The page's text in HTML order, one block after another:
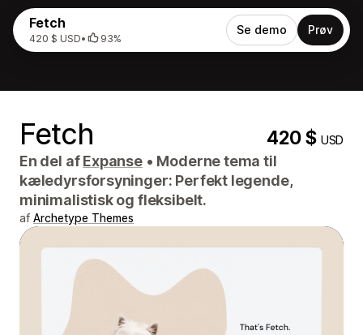
Fetch
420 $ USD• 93%
Se demo Prøv
Fetch 420 $USD
En del afExpanse • Moderne tema til
kæledyrsforsyninger: Perfekt legende,
minimalistisk og fleksibelt.
af Archetype Themes